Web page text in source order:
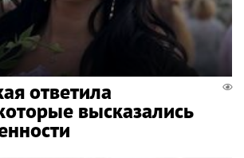
ответила
высказались